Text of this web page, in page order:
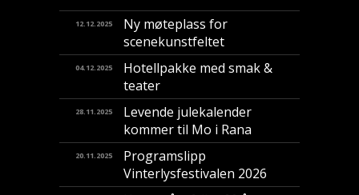
12.12.2025
Ny møteplass for
scenekunstfeltet
04.12.2025
Hotellpakke med smak &
teater
28.11.2025
Levende julekalender
kommer til Mo i Rana
20.11.2025
Programslipp
Vinterlysfestivalen 2026